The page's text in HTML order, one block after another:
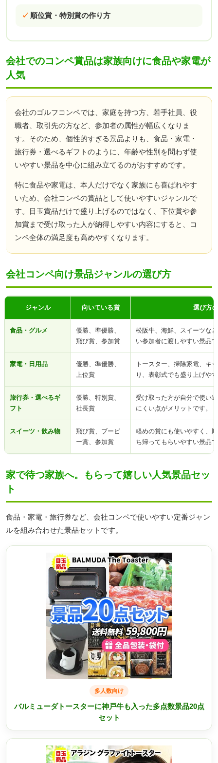
順位賞・特別賞の作り方
会社でのコンペ賞品は家族向けに食品や家電が
人気
会社のゴルフコンペでは、家庭を持つ方、若手社員、役
職者、取引先の方など、参加者の属性が幅広くなりま
す。そのため、個性的すぎる景品よりも、食品・家電・
旅行券・選べるギフトのように、年齢や性別を問わず使
いやすい景品を中心に組み立てるのがおすすめです。
特に食品や家電は、本人だけでなく家族にも喜ばれやす
いため、会社コンペの賞品として使いやすいジャンルで
す。目玉賞品だけで盛り上げるのではなく、下位賞や参
加賞まで受け取った人が納得しやすい内容にすると、コ
ンペ全体の満足度も高めやすくなります。
会社コンペ向け景品ジャンルの選び方
ジャンル 向いている賞 選び方
食品・グルメ
優勝、準優勝、
飛び賞、参加賞
松阪牛、海鮮、スイーツな
い参加者に渡しやすい景品
家電・日用品
優勝、準優勝、
上位賞
トースター、掃除家電、キ
り、表彰式でも盛り上げや
旅行券・選べるギ
フト
優勝、特別賞、
社長賞
受け取った方が自分で使い
にくい点がメリットです。
スイーツ・飲み物
飛び賞、ブービ
ー賞、参加賞
軽めの賞にも使いやすく、
ち帰ってもらいやすい景品
家で待つ家族へ。もらって嬉しい人気景品セッ
ト
食品・家電・旅行券など、会社コンペで使いやすい定番ジャン
ルを組み合わせた景品セットです。
多人数向け
バルミューダトースターに神戸牛も入った多点数景品20点
セット